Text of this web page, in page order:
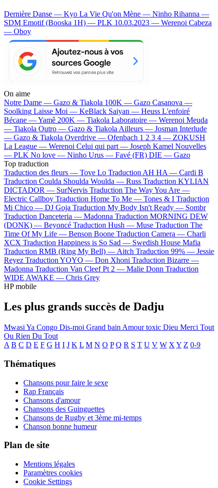
Dernière Danse — Kyo La Vie Qu'on Mène — Ninho Rihanna —
SDM Emotif (Booska 1H) — PLK 10.03.2023 — Werenoi Cabeza
— Oboy
On aime
Notre Dame — Gazo & Tiakola 100K — Gazo Casanova —
Soolking Laisse Moi — KeBlack Saiyan — Heuss L'enfoiré
Bécane —Yamê 200K — Tiakola Laboratoire — Werenoi Meuda
— Tiakola Outro — Gazo & Tiakola Ailleurs — Josman Interlude
— Gazo & Tiakola Overdrive — Ofenbach 1 2 3 4 — ZOKUSH
La League — Werenoi Celui qui part — Joseph Kamel Nouvelles
— PLK No love — Ninho Urus — Favé (FR) DIE — Gazo
Top traduction
Traduction des fleurs — Tove Lo Traduction AH HA — Cardi B
Traduction Coulda Shoulda Woulda — Russ Traduction KYLIAN
DICTADOR — SurNervis Traduction The Way You Are —
Electric Callboy Traduction Home To Me — Tones & I Traduction
Mi Chico — DJ Goja Traduction My Body Isn't Ready — Sombr
Traduction Danceteria — Madonna Traduction MORNING DEW
(DONK) — Beyoncé Traduction Hush — Muse Traduction The
Time Of My Life — Benson Boone Traduction Camera — Charli
XCX Traduction Happiness is So Sad — Swedish House Mafia
Traduction RMB (Ring My Bell) — Aitch Traduction 99% — Jessie
Reyez Traduction YOYO — Don Xhoni Traduction Bizarre —
Madonna Traduction Van Cleef Pt 2 — Malie Donn Traduction
WIDE AWAKE — Chris Grey
HP mobile
Les plus grands succès de Dadju
Mwasi Ya Congo Dis-moi Grand bain Amour toxic Dieu Merci Tout
Ou Rien Du Tout
A B C D E F G H I J K L M N O P Q R S T U V W X Y Z 0-9
Thématiques
Chansons pour faire le sexe
Rap Français
Chansons d'amour
Chansons des Guinguettes
Chansons de Rugby et 3ème mi-temps
Chanson bonne humeur
Plan de site
Mentions légales
Paramètres cookies
Cookie Settings